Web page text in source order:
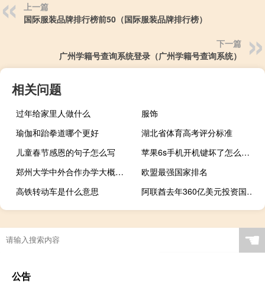
上一篇
国际服装品牌排行榜前50（国际服装品牌排行榜）
下一篇
广州学籍号查询系统登录（广州学籍号查询系统）
相关问题
过年给家里人做什么
服饰
瑜伽和跆拳道哪个更好
湖北省体育高考评分标准
儿童春节感恩的句子怎么写
苹果6s手机开机键坏了怎么开机
郑州大学中外合作办学大概多少分
欧盟最强国家排名
高铁转动车是什么意思
阿联酋去年360亿美元投资国外可再生能源 未来30年1600亿绿色投资
☚
公告